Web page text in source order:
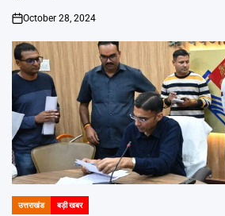
on
October 28, 2024
POSTED
उत्तराखंड बड़ी खबर